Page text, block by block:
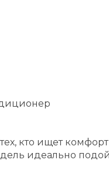
кто ищет
идеально